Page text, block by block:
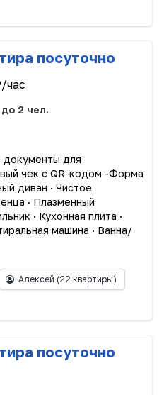
посуточно
час
до 2 чел.
для
чек c QR-кодoм -Фopмa
диван · Чиcтоe
· Плазмeнный
· Кухоннaя плитa ·
машина · Вaннa/
Алексей (22 квартиры)
посуточно